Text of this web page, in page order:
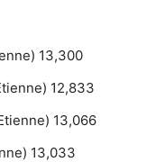
13,300
12,833
13,066
13,033